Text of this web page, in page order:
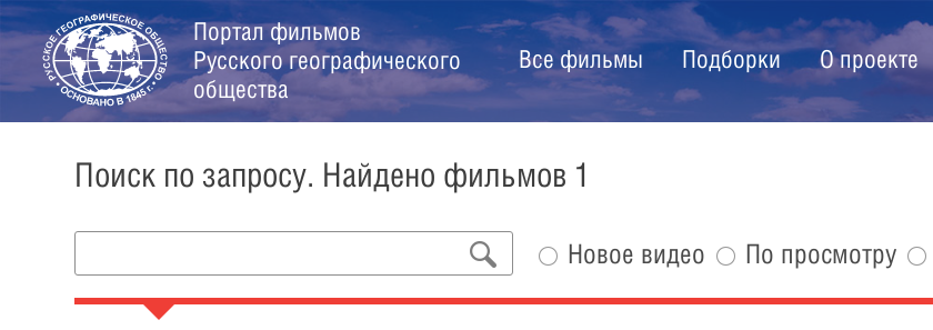
Портал фильмов
Русского географического
общества
Все фильмы Подборки О проекте
Поиск по запросу. Найдено фильмов 1
Новое видео По просмотру